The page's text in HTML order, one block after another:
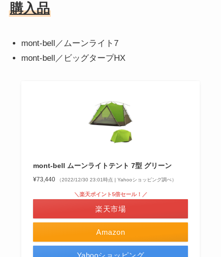
購入品
mont-bell／ムーンライト7
mont-bell／ビッグタープHX
mont-bell ムーンライトテント 7型 グリーン
¥73,440 （2022/12/30 23:01時点 | Yahooショッピング調べ）
Amazon
＼楽天ポイント5倍セール！／
楽天市場
Yahooショッピング